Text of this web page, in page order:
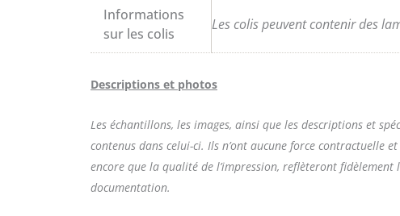
Informations
sur les colis
Les colis peuvent contenir des
Descriptions et photos
Les échantillons, les images, ainsi que les descriptions et
contenus dans celui-ci. Ils n’ont aucune force contractuelle
encore que la qualité de l’impression, reflèteront
documentation.